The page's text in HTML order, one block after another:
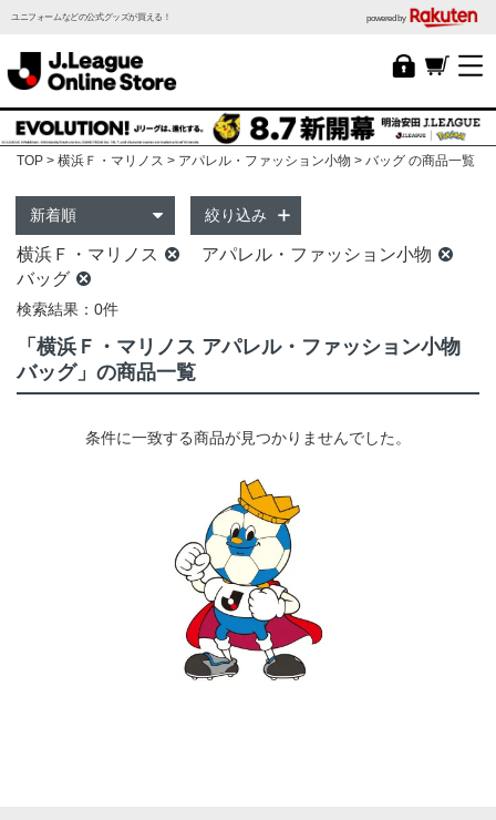
ユニフォームなどの公式グッズが買える！ powered by
TOP 横浜Ｆ・マリノス アパレル・ファッション小物 バッグ の商品一覧
絞り込み
横浜Ｆ・マリノス
アパレル・ファッション小物
バッグ
検索結果：0件
「横浜Ｆ・マリノス アパレル・ファッション小物
バッグ」の商品一覧
条件に一致する商品が見つかりませんでした。